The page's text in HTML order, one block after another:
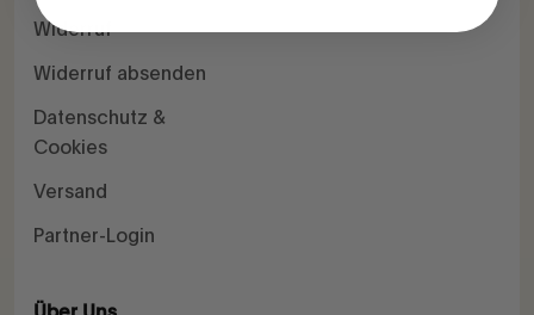
Widerruf
Widerruf absenden
Datenschutz &
Cookies
Versand
Partner-Login